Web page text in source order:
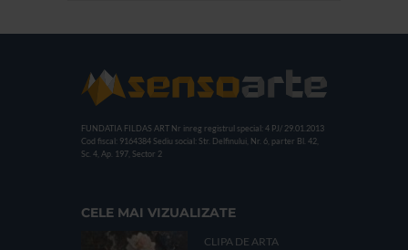
FUNDATIA FILDAS ART Nr inreg registrul special: 4 PJ/ 29.01.2013
Cod fiscal: 9164384 Sediu social: Str. Delfinului, Nr. 6, parter Bl. 42,
Sc. 4, Ap. 197, Sector 2
CELE MAI VIZUALIZATE
CLIPA DE ARTA